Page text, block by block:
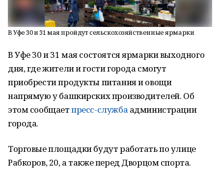
В Уфе 30 и 31 мая пройдут сельскохозяйственные ярмарки
В Уфе 30 и 31 мая состоятся ярмарки выходного
дня, где жители и гости города смогут
приобрести продукты питания и овощи
напрямую у башкирских производителей. Об
этом сообщаетпресс-служба администрации
города.
Торговые площадки будут работать по улице
Рабкоров, 20, а также перед Дворцом спорта.